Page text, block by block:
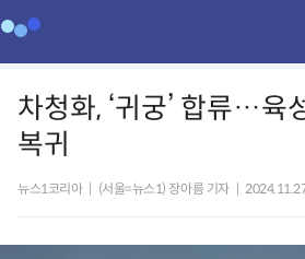
차청화, ‘귀궁’ 합류…육
복귀
뉴스1코리아 (서울=뉴스1) 장아름 기자